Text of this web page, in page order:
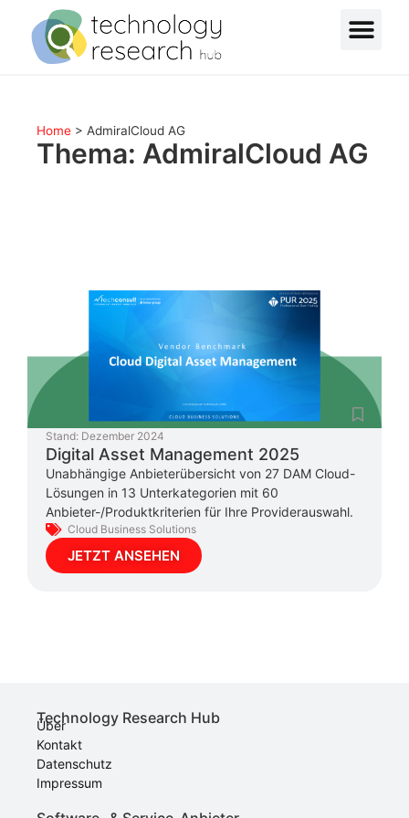
Home > AdmiralCloud AG
Thema: AdmiralCloud AG
Stand: Dezember 2024
Digital Asset Management 2025
Unabhängige Anbieterübersicht von 27 DAM Cloud-
Lösungen in 13 Unterkategorien mit 60
Anbieter-/Produktkriterien für Ihre Providerauswahl.
Cloud Business Solutions
JETZT ANSEHEN
Technology Research Hub
Über
Kontakt
Datenschutz
Impressum